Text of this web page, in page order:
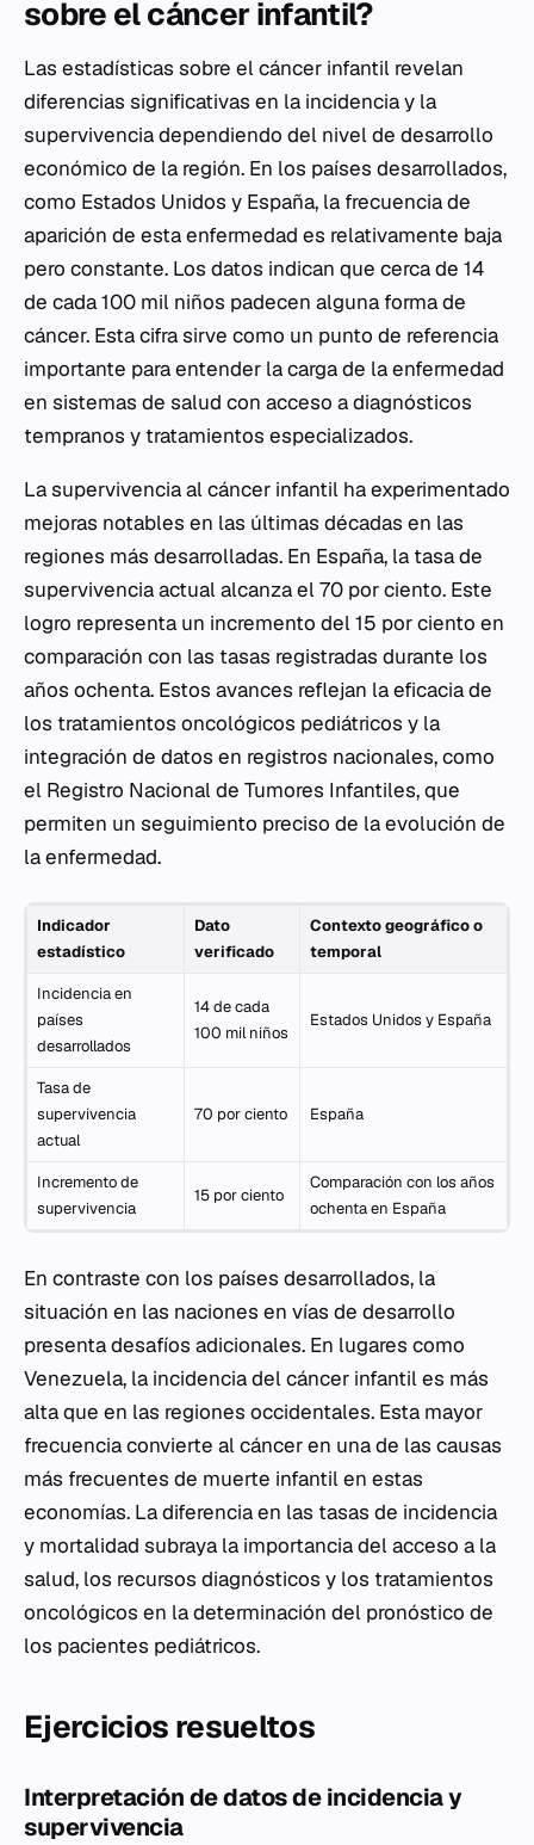
sobre el cáncer infantil?
Las estadísticas sobre el cáncer infantil revelan
diferencias significativas en la incidencia y la
supervivencia dependiendo del nivel de desarrollo
económico de la región. En los países desarrollados,
como Estados Unidos y España, la frecuencia de
aparición de esta enfermedad es relativamente baja
pero constante. Los datos indican que cerca de 14
de cada 100 mil niños padecen alguna forma de
cáncer. Esta cifra sirve como un punto de referencia
importante para entender la carga de la enfermedad
en sistemas de salud con acceso a diagnósticos
tempranos y tratamientos especializados.
La supervivencia al cáncer infantil ha experimentado
mejoras notables en las últimas décadas en las
regiones más desarrolladas. En España, la tasa de
supervivencia actual alcanza el 70 por ciento. Este
logro representa un incremento del 15 por ciento en
comparación con las tasas registradas durante los
años ochenta. Estos avances reflejan la eficacia de
los tratamientos oncológicos pediátricos y la
integración de datos en registros nacionales, como
el Registro Nacional de Tumores Infantiles, que
permiten un seguimiento preciso de la evolución de
la enfermedad.
Indicador
estadístico
Dato
verificado
Contexto geográfico o
temporal
Incidencia en
países
desarrollados
14 de cada
100 mil niños
Estados Unidos y España
Tasa de
supervivencia
actual
70 por ciento España
Incremento de
supervivencia
15 por ciento
Comparación con los años
ochenta en España
En contraste con los países desarrollados, la
situación en las naciones en vías de desarrollo
presenta desafíos adicionales. En lugares como
Venezuela, la incidencia del cáncer infantil es más
alta que en las regiones occidentales. Esta mayor
frecuencia convierte al cáncer en una de las causas
más frecuentes de muerte infantil en estas
economías. La diferencia en las tasas de incidencia
y mortalidad subraya la importancia del acceso a la
salud, los recursos diagnósticos y los tratamientos
oncológicos en la determinación del pronóstico de
los pacientes pediátricos.
Ejercicios resueltos
Interpretación de datos de incidencia y
supervivencia